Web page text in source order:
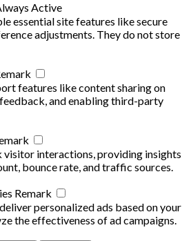
Active
essential site features like secure
adjustments. They do not store
features like content sharing on
and enabling third-party
interactions, providing insights
bounce rate, and traffic sources.
Remark
personalized ads based on your
the effectiveness of ad campaigns.